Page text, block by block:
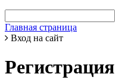
Главная страница
Вход на сайт
Регистрация